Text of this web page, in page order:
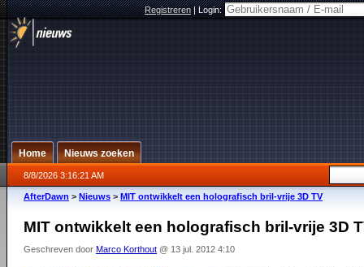
Registreren|Login:
Home Nieuws zoeken
8/8/2026 3:16:21 AM
AfterDawn > Nieuws > MIT ontwikkelt een holografisch bril-vrije 3D TV
MIT ontwikkelt een holografisch bril-vrije 3D
Geschreven door Marco Korthout @ 13 jul. 2012 4:10